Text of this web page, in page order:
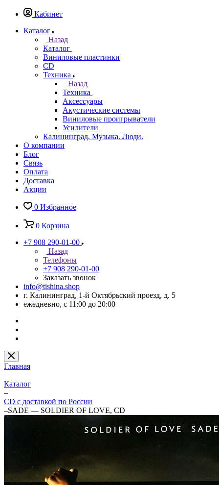
Кабинет
Каталог
Назад
Каталог
Виниловые пластинки
CD
Техника
Назад
Техника
Аксессуары
Акустические системы
Виниловые проигрыватели
Усилители
Калининград. Музыка. Люди.
О компании
Блог
Связь
Оплата
Доставка
Акции
0 Избранное
0 Корзина
+7 908 290-01-00
Назад
Телефоны
+7 908 290-01-00
Заказать звонок
info@tishina.shop
г. Калининград, 1-й Октябрьский проезд, д. 5
ежедневно, с 11:00 до 20:00
Главная
–
Каталог
–
CD с доставкой по России
–SADE — SOLDIER OF LOVE, CD